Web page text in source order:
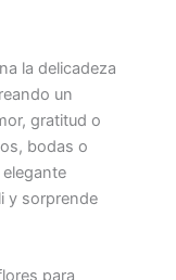
la delicadeza
un
gratitud o
bodas o
y sorprende
para